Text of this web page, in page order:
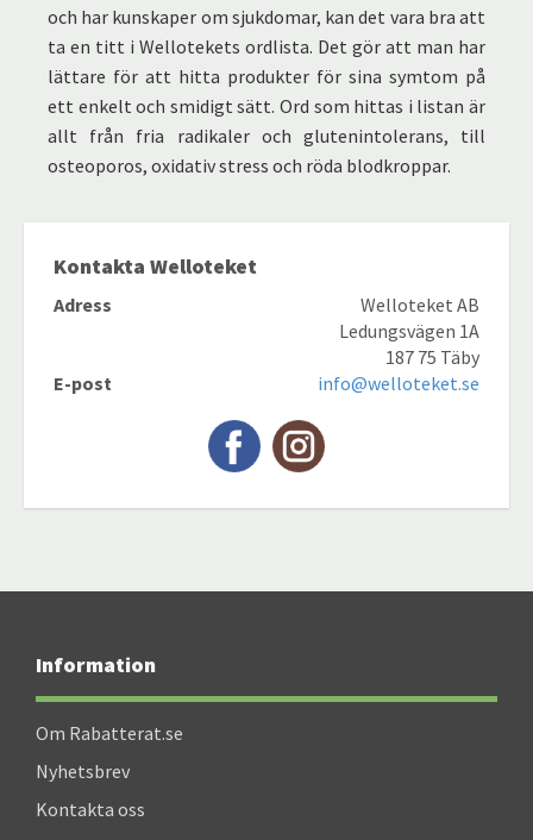
och har kunskaper om sjukdomar, kan det vara bra att
ta en titt i Wellotekets ordlista. Det gör att man har
lättare för att hitta produkter för sina symtom på
ett enkelt och smidigt sätt. Ord som hittas i listan är
allt från fria radikaler och glutenintolerans, till
osteoporos, oxidativ stress och röda blodkroppar.
Kontakta Welloteket
Adress
Welloteket AB
Ledungsvägen 1A
187 75 Täby
E-post
info@welloteket.se
Information
Om Rabatterat.se
Nyhetsbrev
Kontakta oss